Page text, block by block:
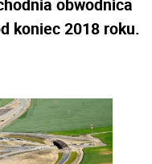
obwodnica
koniec 2018 roku.